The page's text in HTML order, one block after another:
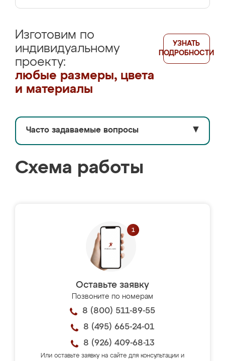
Изготовим по
индивидуальному
проекту:
любые размеры, цвета
и материалы
УЗНАТЬ
ПОДРОБНОСТИ
Часто задаваемые вопросы ▼
Схема работы
Оставьте заявку
Позвоните по номерам
8 (800) 511-89-55
8 (495) 665-24-01
8 (926) 409-68-13
Или оставьте заявку на сайте для консультации и